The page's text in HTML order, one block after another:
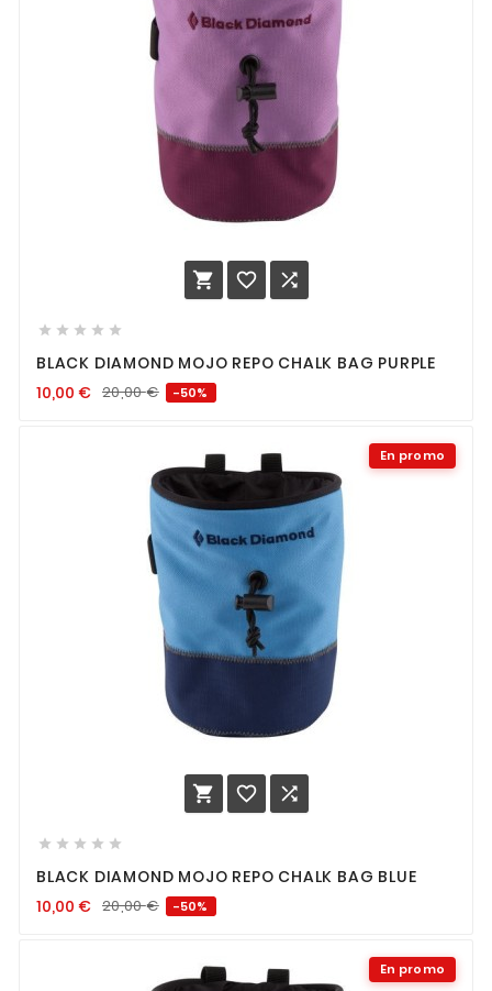
  
    
BLACK DIAMOND MOJO REPO CHALK BAG PURPLE
10,00 € 20,00€ -50%
En promo
  
    
BLACK DIAMOND MOJO REPO CHALK BAG BLUE
10,00 € 20,00€ -50%
En promo